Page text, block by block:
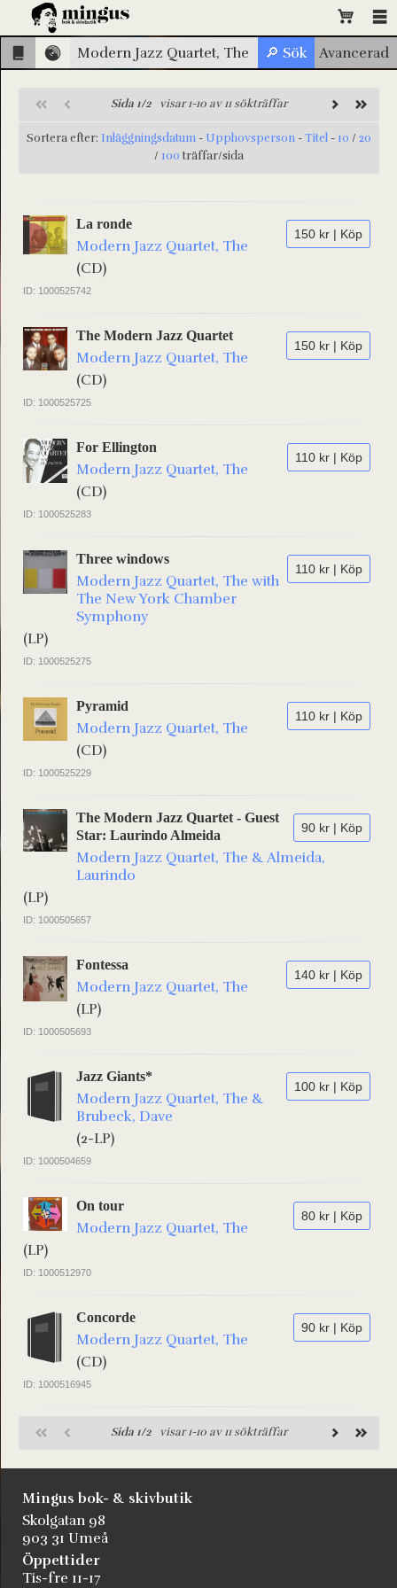
Sida 1/2 visar 1-10 av 11 sökträffar
Sortera efter: Inläggningsdatum - Upphovsperson -Titel - 10 / 20
/ 100 träffar/sida
150 kr | Köp
La ronde
Modern Jazz Quartet, The
(CD)
ID: 1000525742
150 kr | Köp
The Modern Jazz Quartet
Modern Jazz Quartet, The
(CD)
ID: 1000525725
110 kr | Köp
For Ellington
Modern Jazz Quartet, The
(CD)
ID: 1000525283
110 kr | Köp
Three windows
Modern Jazz Quartet, The with
The New York Chamber
Symphony
(LP)
ID: 1000525275
110 kr | Köp
Pyramid
Modern Jazz Quartet, The
(CD)
ID: 1000525229
90 kr | Köp
The Modern Jazz Quartet - Guest
Star: Laurindo Almeida
Modern Jazz Quartet, The & Almeida,
Laurindo
(LP)
ID: 1000505657
140 kr | Köp
Fontessa
Modern Jazz Quartet, The
(LP)
ID: 1000505693
100 kr | Köp
Jazz Giants*
Modern Jazz Quartet, The &
Brubeck, Dave
(2-LP)
ID: 1000504659
80 kr | Köp
On tour
Modern Jazz Quartet, The
(LP)
ID: 1000512970
90 kr | Köp
Concorde
Modern Jazz Quartet, The
(CD)
ID: 1000516945
Sida 1/2 visar 1-10 av 11 sökträffar
Mingus bok- & skivbutik
Skolgatan 98
903 31 Umeå
Öppettider
Tis-fre 11-17